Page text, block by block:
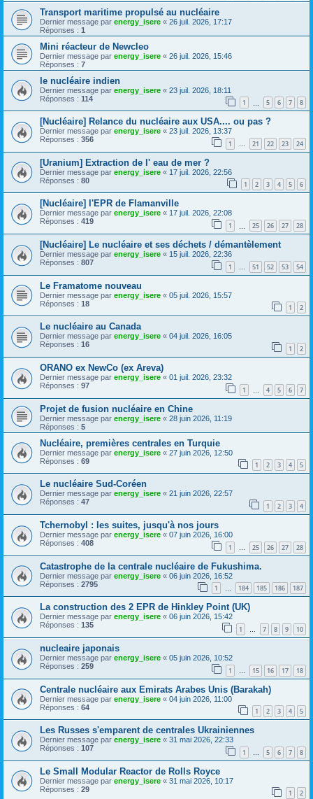
Transport maritime propulsé au nucléaire
Dernier message par energy_isere « 26 juil. 2026, 17:17
Réponses : 1
Mini réacteur de Newcleo
Dernier message par energy_isere « 26 juil. 2026, 15:46
Réponses : 7
le nucléaire indien
Dernier message par energy_isere « 23 juil. 2026, 18:11
Réponses : 114 1 5 6 7 8
[Nucléaire] Relance du nucléaire aux USA.... ou pas ?
Dernier message par energy_isere « 23 juil. 2026, 13:37
Réponses : 356 1 … 21 22 23 24
[Uranium] Extraction de l' eau de mer ?
Dernier message par energy_isere « 17 juil. 2026, 22:56
Réponses : 80 1 2 3 4 5 6
[Nucléaire] l'EPR de Flamanville
Dernier message par energy_isere « 17 juil. 2026, 22:08
Réponses : 419 1 25 26 27 28
[Nucléaire] Le nucléaire et ses déchets / démantèlement
Dernier message par energy_isere « 15 juil. 2026, 22:36
Réponses : 807 1 … 51 52 53 54
Le Framatome nouveau
Dernier message par energy_isere « 05 juil. 2026, 15:57
Réponses : 18 1 2
Le nucléaire au Canada
Dernier message par energy_isere « 04 juil. 2026, 16:05
Réponses : 16 1 2
ORANO ex NewCo (ex Areva)
Dernier message par energy_isere « 01 juil. 2026, 23:32
Réponses : 97 1 … 4 5 6 7
Projet de fusion nucléaire en Chine
Dernier message par energy_isere « 28 juin 2026, 11:19
Réponses : 5
Nucléaire, premières centrales en Turquie
Dernier message par energy_isere « 27 juin 2026, 12:50
Réponses : 69 1 2 3 4 5
Le nucléaire Sud-Coréen
Dernier message par energy_isere « 21 juin 2026, 22:57
Réponses : 47 1 2 3 4
Tchernobyl : les suites, jusqu'à nos jours
Dernier message par energy_isere « 07 juin 2026, 16:00
Réponses : 408 1 … 25 26 27 28
Catastrophe de la centrale nucléaire de Fukushima.
Dernier message par energy_isere « 06 juin 2026, 16:52
Réponses : 2795 1 184 185 186 187
La construction des 2 EPR de Hinkley Point (UK)
Dernier message par energy_isere « 06 juin 2026, 15:42
Réponses : 135 1 … 7 8 9 10
nucleaire japonais
Dernier message par energy_isere « 05 juin 2026, 10:52
Réponses : 259 1 15 16 17 18
Centrale nucléaire aux Emirats Arabes Unis (Barakah)
Dernier message par energy_isere « 04 juin 2026, 11:00
Réponses : 64 1 2 3 4 5
Les Russes s'emparent de centrales Ukrainiennes
Dernier message par energy_isere « 31 mai 2026, 22:33
Réponses : 107 1 … 5 6 7 8
Le Small Modular Reactor de Rolls Royce
Dernier message par energy_isere « 31 mai 2026, 10:17
Réponses : 29 1 2